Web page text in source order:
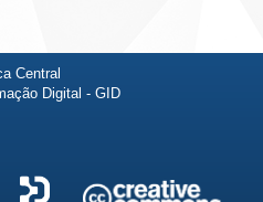
Central
Digital - GID